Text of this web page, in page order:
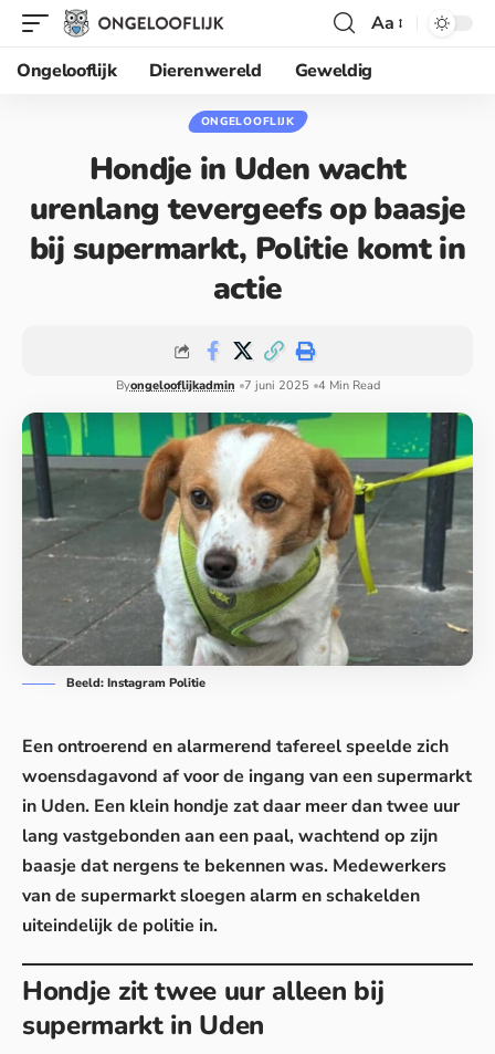
Aa
Ongelooflijk
Dierenwereld Geweldig
ONGELOOFLIJK
Hondje in Uden wacht
urenlang tevergeefs op baasje
bij supermarkt, Politie komt in
actie
Byongelooflijkadmin 7 juni 2025 4 Min Read
Beeld: Instagram Politie
Een ontroerend en alarmerend tafereel speelde zich
woensdagavond af voor de ingang van een supermarkt
in Uden. Een klein hondje zat daar meer dan twee uur
lang vastgebonden aan een paal, wachtend op zijn
baasje dat nergens te bekennen was. Medewerkers
van de supermarkt sloegen alarm en schakelden
uiteindelijk de politie in.
Hondje zit twee uur alleen bij
supermarkt in Uden